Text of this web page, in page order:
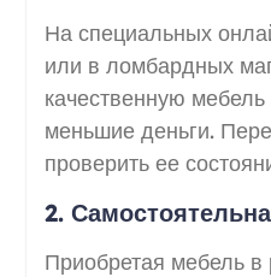
На специальных
или в ломбардных
качественную мебель
меньшие деньги.
проверить ее
2.
Приобретая мебель